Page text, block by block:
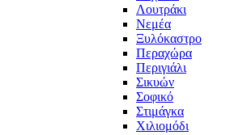
Λουτράκι
Νεμέα
Ξυλόκαστρο
Περαχώρα
Περιγιάλι
Σικυών
Σοφικό
Στιμάγκα
Χιλιομόδι